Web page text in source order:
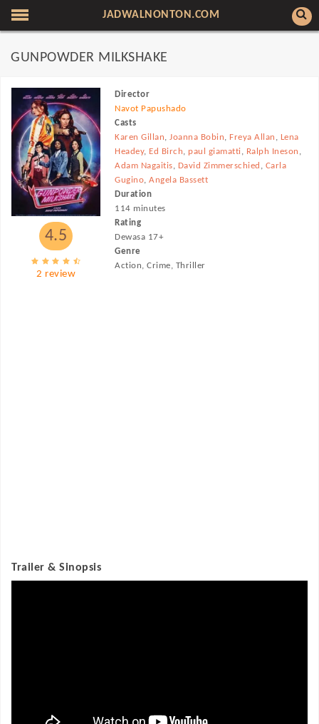
JADWALNONTON.COM
GUNPOWDER MILKSHAKE
4.5
2 review
Director
Navot Papushado
Casts
Karen Gillan,Joanna Bobin, Freya Allan , Lena
Headey, Ed Birch, paul giamatti, Ralph Ineson ,
Adam Nagaitis, David Zimmerschied , Carla
Gugino,Angela Bassett
Duration
114 minutes
Rating
Dewasa 17+
Genre
Action, Crime, Thriller
Trailer & Sinopsis